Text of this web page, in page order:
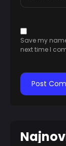
Save my
next time I